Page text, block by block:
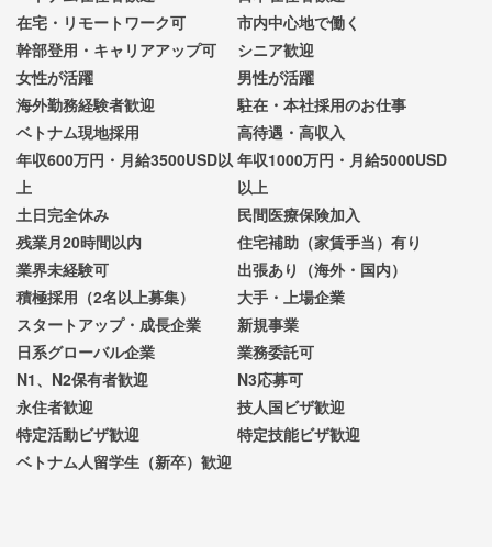
在宅・リモートワーク可
市内中心地で働く
幹部登用・キャリアアップ可
シニア歓迎
女性が活躍
男性が活躍
海外勤務経験者歓迎
駐在・本社採用のお仕事
ベトナム現地採用
高待遇・高収入
年収600万円・月給3500USD以
上
年収1000万円・月給5000USD
以上
土日完全休み
民間医療保険加入
残業月20時間以内
住宅補助（家賃手当）有り
業界未経験可
出張あり（海外・国内）
積極採用（2名以上募集）
大手・上場企業
スタートアップ・成長企業
新規事業
日系グローバル企業
業務委託可
N1、N2保有者歓迎
N3応募可
永住者歓迎
技人国ビザ歓迎
特定活動ビザ歓迎
特定技能ビザ歓迎
ベトナム人留学生（新卒）歓迎